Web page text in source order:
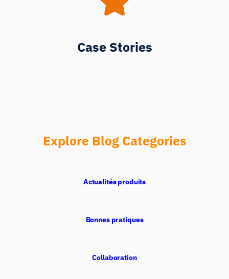
Case Stories
Explore Blog Categories
Actualités produits
Bonnes pratiques
Collaboration